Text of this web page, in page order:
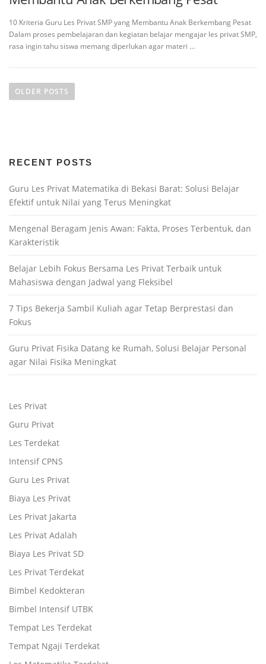
10 Kriteria Guru Les Privat SMP yang Membantu Anak Berkembang Pesat
Dalam proses pembelajaran dan kegiatan belajar mengajar les privat SMP,
rasa ingin tahu siswa memang diperlukan agar materi …
OLDER POSTS
RECENT POSTS
Guru Les Privat Matematika di Bekasi Barat: Solusi Belajar
Efektif untuk Nilai yang Terus Meningkat
Mengenal Beragam Jenis Awan: Fakta, Proses Terbentuk, dan
Karakteristik
Belajar Lebih Fokus Bersama Les Privat Terbaik untuk
Mahasiswa dengan Jadwal yang Fleksibel
7 Tips Bekerja Sambil Kuliah agar Tetap Berprestasi dan
Fokus
Guru Privat Fisika Datang ke Rumah, Solusi Belajar Personal
agar Nilai Fisika Meningkat
Les Privat
Guru Privat
Les Terdekat
Intensif CPNS
Guru Les Privat
Biaya Les Privat
Les Privat Jakarta
Les Privat Adalah
Biaya Les Privat SD
Les Privat Terdekat
Bimbel Kedokteran
Bimbel Intensif UTBK
Tempat Les Terdekat
Tempat Ngaji Terdekat